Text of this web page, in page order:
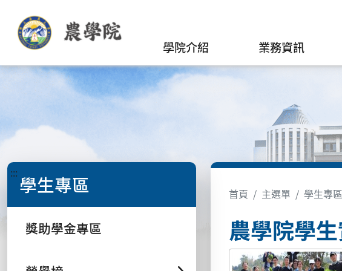
學院介紹 業務資訊
::: 學生專區
獎助學金專區
首頁 主選單 學生專區
農學院學